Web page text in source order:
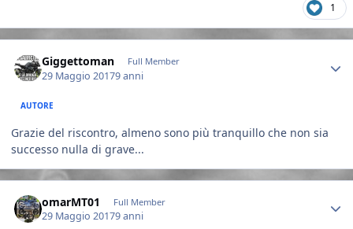
1
Giggettoman Full Member
29 Maggio 20179 anni
AUTORE
Grazie del riscontro, almeno sono più tranquillo che non sia
successo nulla di grave...
omarMT01 Full Member
29 Maggio 20179 anni